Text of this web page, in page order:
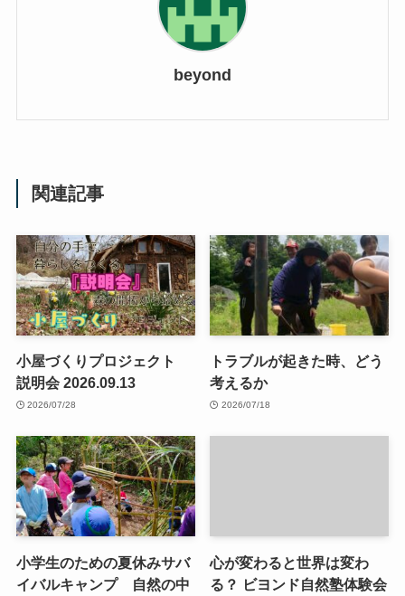
beyond
関連記事
小屋づくりプロジェクト
説明会 2026.09.13
2026/07/28
トラブルが起きた時、どう
考えるか
2026/07/18
小学生のための夏休みサバ
イバルキャンプ 自然の中
心が変わると世界は変わ
る？ ビヨンド自然塾体験会